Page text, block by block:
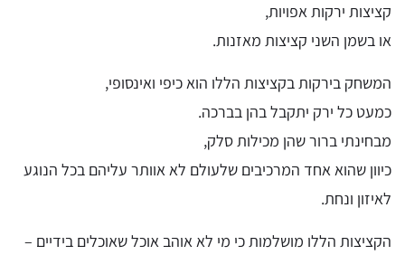
קציצות ירקות אפויות,
או בשמן השני קציצות מאזנות.
המשחק בירקות בקציצות הללו הוא כיפי ואינסופי,
כמעט כל ירק יתקבל בהן בברכה.
מבחינתי ברור שהן מכילות סלק,
כיוון שהוא אחד המרכיבים שלעולם לא אוותר עליהם בכל הנוגע
לאיזון ונחת.
הקציצות הללו מושלמות כי מי לא אוהב אוכל שאוכלים בידיים –